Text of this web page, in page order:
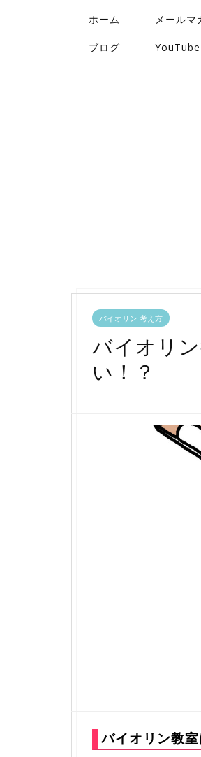
ホーム メールマ
ブログ YouTube
バイオリン 考え方
バイオリ
い！？
バイオリン教